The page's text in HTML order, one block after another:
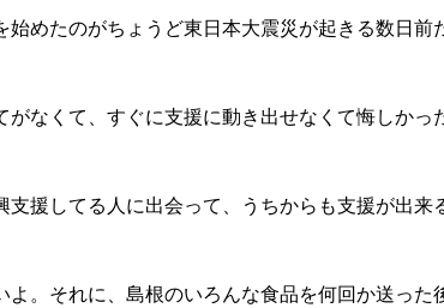
めたのがちょうど東日本大震災が起きる数日前
なくて、すぐに支援に動き出せなくて悔しかっ
援してる人に出会って、うちからも支援が出来
よ。それに、島根のいろんな食品を何回か送っ